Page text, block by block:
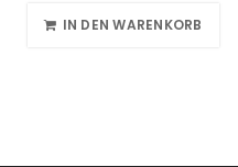
IN DEN WARENKORB